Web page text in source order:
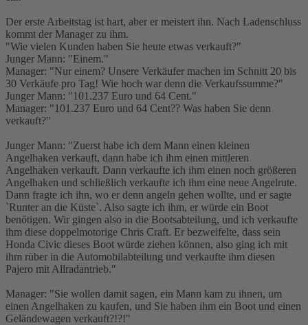
Der erste Arbeitstag ist hart, aber er meistert ihn. Nach Ladenschluss
kommt der Manager zu ihm.
"Wie vielen Kunden haben Sie heute etwas verkauft?"
Junger Mann: "Einem."
Manager: "Nur einem? Unsere Verkäufer machen im Schnitt 20 bis
30 Verkäufe pro Tag! Wie hoch war denn die Verkaufssumme?"
Junger Mann: "101.237 Euro und 64 Cent."
Manager: "101.237 Euro und 64 Cent?? Was haben Sie denn
verkauft?"
Junger Mann: "Zuerst habe ich dem Mann einen kleinen
Angelhaken verkauft, dann habe ich ihm einen mittleren
Angelhaken verkauft. Dann verkaufte ich ihm einen noch größeren
Angelhaken und schließlich verkaufte ich ihm eine neue Angelrute.
Dann fragte ich ihn, wo er denn angeln gehen wollte, und er sagte
`Runter an die Küste`. Also sagte ich ihm, er würde ein Boot
benötigen. Wir gingen also in die Bootsabteilung, und ich verkaufte
ihm diese doppelmotorige Chris Craft. Er bezweifelte, dass sein
Honda Civic dieses Boot würde ziehen können, also ging ich mit
ihm rüber in die Automobilabteilung und verkaufte ihm diesen
Pajero mit Allradantrieb."
Manager: "Sie wollen damit sagen, ein Mann kam zu ihnen, um
einen Angelhaken zu kaufen, und Sie haben ihm ein Boot und einen
Geländewagen verkauft?!?!"